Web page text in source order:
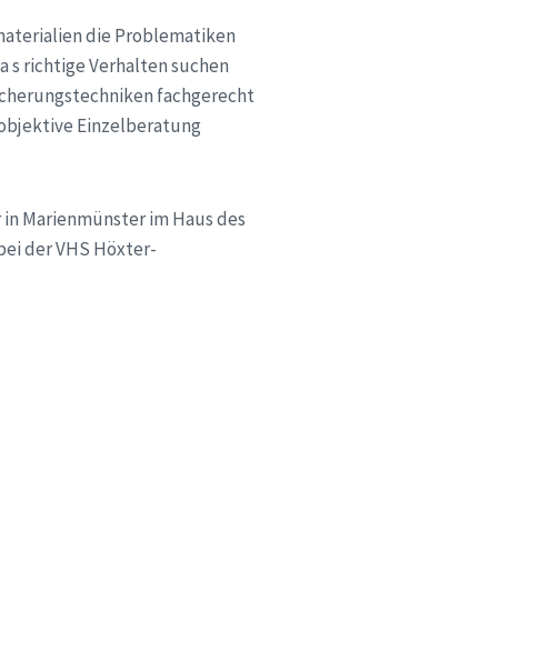
die Problematiken
richtige Verhalten suchen
fachgerecht
Einzelberatung
Marienmünster im Haus des
der VHS Höxter-